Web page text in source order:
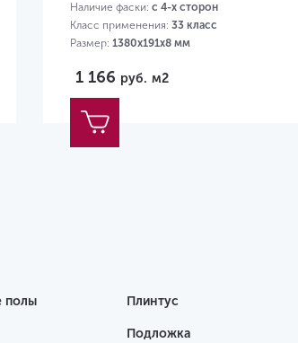
Наличие фаски: с 4-х сторон
Класс применения: 33 класс
Размер: 1380х191х8 мм
1 166 руб. м2
полы Плинтус
Подложка